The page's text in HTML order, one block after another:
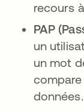
recours à
PAP
un
un mot
données.